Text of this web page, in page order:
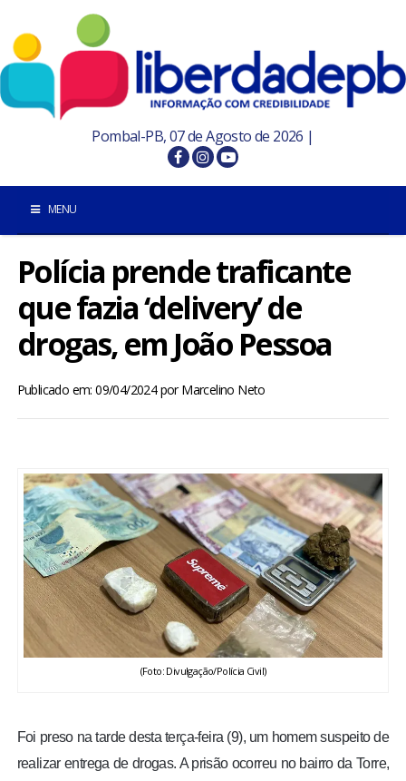
Pombal-PB, 07 de Agosto de 2026 |
MENU
INÍCIO
POMBAL E REGIÃO
PARAÍBA
BRASIL
ESPORTES
ENTRETENIMENTO
ENQUETE
Polícia prende traficante
que fazia ‘delivery’ de
drogas, em João Pessoa
Publicado em: 09/04/2024porMarcelino Neto
(Foto: Divulgação/Polícia Civil)
Foi preso na tarde desta terça-feira (9), um homem suspeito de
realizar entrega de drogas. A prisão ocorreu no bairro da Torre,